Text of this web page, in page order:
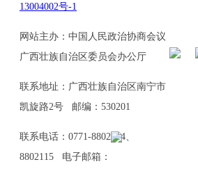
13004002号-1
网站主办：中国人民政治协商会议
广西壮族自治区委员会办公厅
联系地址：广西壮族自治区南宁市
凯旋路2号 邮编：530201
联系电话：0771-8802114、
8802115 电子邮箱：